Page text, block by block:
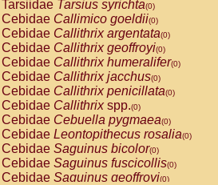
Tarsiidae Tarsius syrichta(0)
Cebidae Callimico goeldii(0)
Cebidae Callithrix argentata(0)
Cebidae Callithrix geoffroyi(0)
Cebidae Callithrix humeralifer(0)
Cebidae Callithrix jacchus(0)
Cebidae Callithrix penicillata(0)
Cebidae Callithrixspp.(0)
Cebidae Cebuella pygmaea(0)
Cebidae Leontopithecus rosalia(0)
Cebidae Saguinus bicolor(0)
Cebidae Saguinus fuscicollis(0)
Cebidae Saguinus geoffroyi(0)